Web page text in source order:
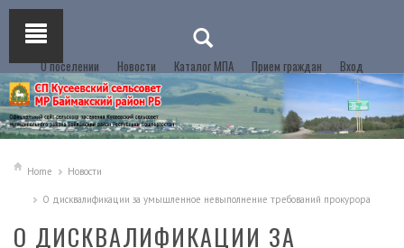
О поселении Новости Каталог МПА Прием граждан Вход
Home Новости
О дисквалификации за умышленное невыполнение требований прокурора
О ДИСКВАЛИФИКАЦИИ ЗА